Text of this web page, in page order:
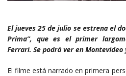
El jueves 25 de julio se estrena el
Prima”, que es el primer
Ferrari. Se podrá ver en
El filme está narrado en primera